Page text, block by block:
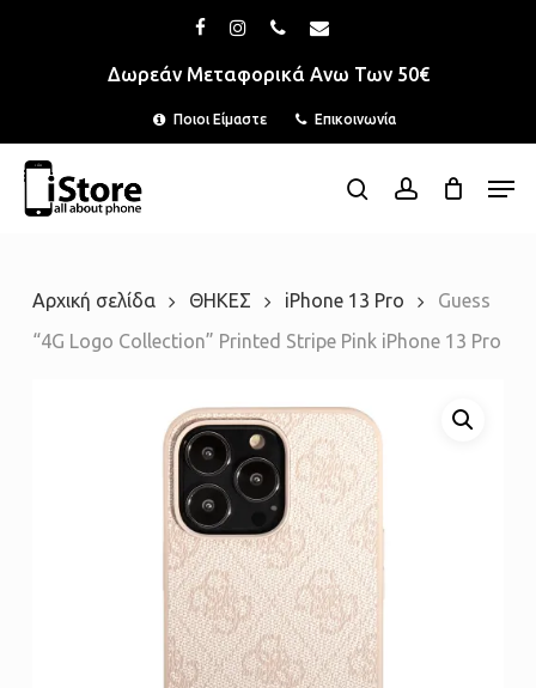
facebookinstagramphoneemail
Δωρεάν Μεταφορικά Ανω Των 50€
Ποιοι Είμαστε Επικοινωνία
searchaccount
Αρχική σελίδα ΘΗΚΕΣ iPhone 13 Pro
Guess
“4G Logo Collection” Printed Stripe Pink iPhone 13 Pro